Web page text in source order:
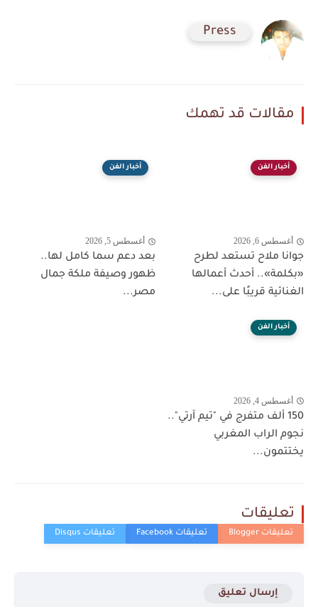
Press
مقالات قد تهمك
أخبار الفن
أغسطس 6, 2026
جوانا ملاح تستعد لطرح
«بكلمة».. أحدث أعمالها
الغنائية قريبًا على...
أخبار الفن
أغسطس 5, 2026
بعد دعم سما كامل لها..
ظهور وصيفة ملكة جمال
مصر...
أخبار الفن
أغسطس 4, 2026
150 ألف متفرج في "تيم آرتي"..
نجوم الراب المغربي
يختتمون...
تعليقات
إرسال تعليق